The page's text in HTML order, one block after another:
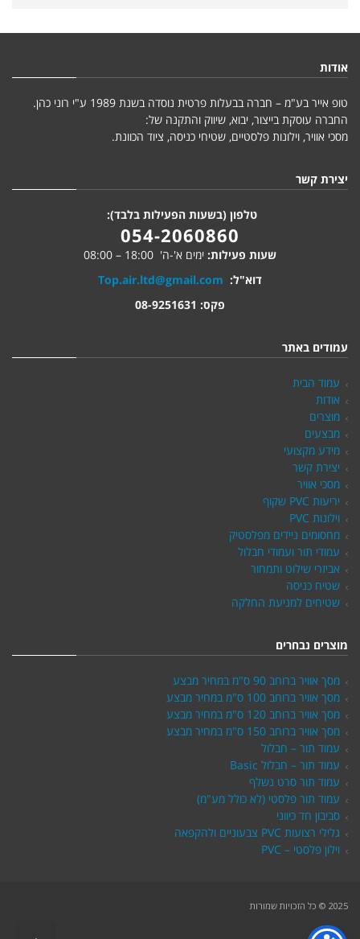
אודות
טופ אייר בע"מ – חברה בבעלות פרטית נוסדה בשנת 1989 ע"י רוני כהן.
החברה עוסקת בייצור, יבוא, שיווק והתקנה של:
מסכי אוויר, וילונות פלסטיים, שטיחי כניסה, ציוד הכוונת.
יצירת קשר
טלפון (בשעות הפעילות בלבד):
054-2060860
שעות פעילות: ימים א'-ה' 18:00 – 08:00
דוא"ל: Top.air.ltd@gmail.com
פקס: 08-9251631
עמודים באתר
עמוד הבית
אודות
מוצרים
מבצעים
מידע מקצועי
יצירת קשר
מסכי אוויר
יריעות PVC שקוף
וילונות PVC
מחסומים ניידים מפלסטיק
עמודי תור ועמודי חבלול
אביזרי שילוט ותמחור
שטיח כניסה
שטיחים למניעת החלקה
מוצרים נבחרים
מסך אוויר ברוחב 90 ס"מ במחיר מבצע
מסך אוויר ברוחב 100 ס"מ במחיר מבצע
מסך אוויר ברוחב 120 ס"מ במחיר מבצע
מסך אוויר ברוחב 150 ס"מ במחיר מבצע
עמוד תור – חבלול
עמוד תור – חבלול Basic
עמוד תור סרט נשלף
עמוד תור פלסטי (לא כולל מע"מ)
סביבון חד כיווני
גלילי רצועות PVC צבעוניים ולהקפאה
וילון פלסטי – PVC
2025 © כל הזכויות שמורות